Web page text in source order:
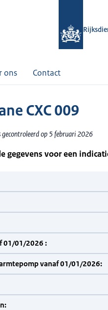
ons Contact
CXC 009
gecontroleerd op 5 februari 2026
gegevens voor een
01/01/2026 :
vanaf 01/01/2026: